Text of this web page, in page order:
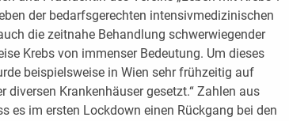
der bedarfsgerechten intensivmedizinischen
die zeitnahe Behandlung schwerwiegender
Krebs von immenser Bedeutung. Um dieses
beispielsweise in Wien sehr frühzeitig auf
diversen Krankenhäuser gesetzt.“ Zahlen aus
es im ersten Lockdown einen Rückgang bei den